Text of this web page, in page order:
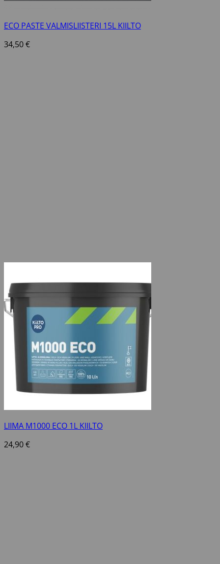
ECO PASTE VALMISLIISTERI 15L KIILTO
34,50€
LIIMA M1000 ECO 1L KIILTO
24,90€